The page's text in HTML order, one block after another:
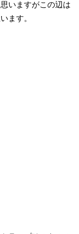
いますがこの辺は
ます。